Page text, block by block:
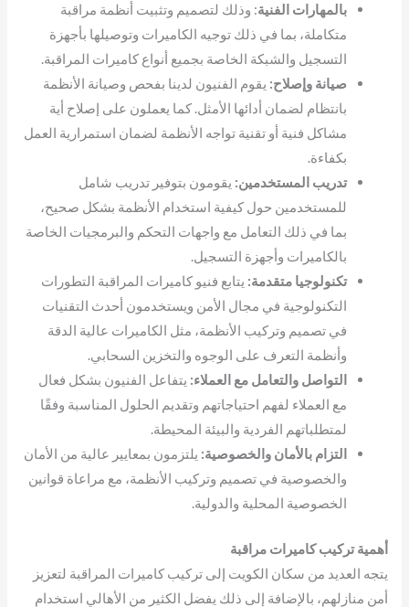
بالمهارات الفنية: وذلك لتصميم وتثبيت أنظمة مراقبة
متكاملة، بما في ذلك توجيه الكاميرات وتوصيلها بأجهزة
التسجيل والشبكة الخاصة بجميع أنواع كاميرات المراقبة.
صيانة وإصلاح: يقوم الفنيون لدينا بفحص وصيانة الأنظمة
بانتظام لضمان أدائها الأمثل. كما يعملون على إصلاح أية
مشاكل فنية أو تقنية تواجه الأنظمة لضمان استمرارية العمل
بكفاءة.
تدريب المستخدمين: يقومون بتوفير تدريب شامل
للمستخدمين حول كيفية استخدام الأنظمة بشكل صحيح،
بما في ذلك التعامل مع واجهات التحكم والبرمجيات الخاصة
بالكاميرات وأجهزة التسجيل.
تكنولوجيا متقدمة: يتابع فنيو كاميرات المراقبة التطورات
التكنولوجية في مجال الأمن ويستخدمون أحدث التقنيات
في تصميم وتركيب الأنظمة، مثل الكاميرات عالية الدقة
وأنظمة التعرف على الوجوه والتخزين السحابي.
التواصل والتعامل مع العملاء: يتفاعل الفنيون بشكل فعال
مع العملاء لفهم احتياجاتهم وتقديم الحلول المناسبة وفقًا
لمتطلباتهم الفردية والبيئة المحيطة.
التزام بالأمان والخصوصية: يلتزمون بمعايير عالية من الأمان
والخصوصية في تصميم وتركيب الأنظمة، مع مراعاة قوانين
الخصوصية المحلية والدولية.
أهمية تركيب كاميرات مراقبة
يتجه العديد من سكان الكويت إلى تركيب كاميرات المراقبة لتعزيز
أمن منازلهم، بالإضافة إلى ذلك يفضل الكثير من الأهالي استخدام